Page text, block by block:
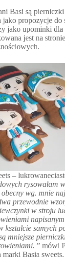
Basi są
jako propozycje do
jako upominki dla
jest na
–
rysowałam
wg. mnie
przewodnie
w stroju
samych
mniejsze
” mówi
marki Basia sweets.